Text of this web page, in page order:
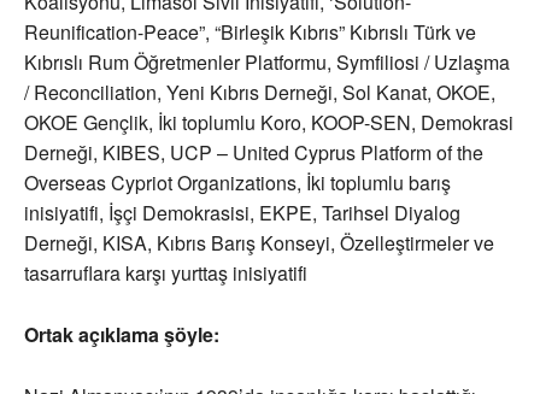
Reunification-Peace”, “Birleşik Kıbrıs” Kıbrıslı Türk ve
Kıbrıslı Rum Öğretmenler Platformu, Symfiliosi / Uzlaşma
/ Reconciliation, Yeni Kıbrıs Derneği, Sol Kanat, OKOE,
OKOE Gençlik, İki toplumlu Koro, KOOP-SEN, Demokrasi
Derneği, KIBES, UCP – United Cyprus Platform of the
Overseas Cypriot Organizations, İki toplumlu barış
inisiyatifi, İşçi Demokrasisi, EKPE, Tarihsel Diyalog
Derneği, KISA, Kıbrıs Barış Konseyi, Özelleştirmeler ve
tasarruflara karşı yurttaş inisiyatifi
Ortak açıklama şöyle: